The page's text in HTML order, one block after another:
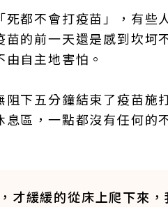
都不會打疫苗」，有些
的前一天還是感到坎坷
自主地害怕。
下五分鐘結束了疫苗施
區，一點都沒有任何的
才緩緩的從床上爬下來，